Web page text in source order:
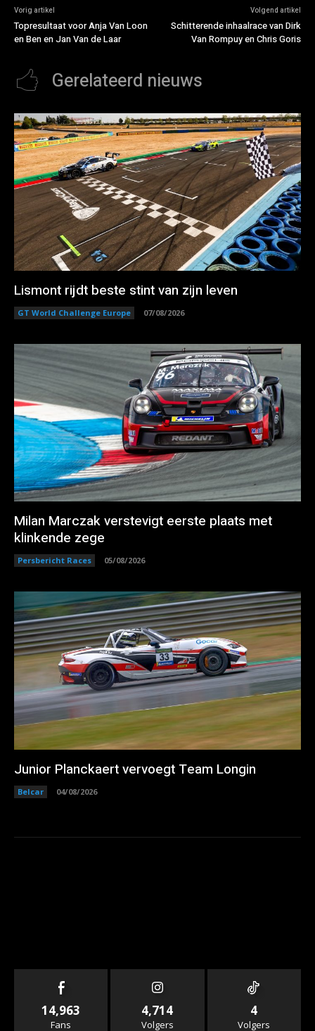
Vorig artikel
Topresultaat voor Anja Van Loon
en Ben en Jan Van de Laar
Volgend artikel
Schitterende inhaalrace van Dirk
Van Rompuy en Chris Goris
Gerelateerd nieuws
Lismont rijdt beste stint van zijn leven
GT World Challenge Europe 07/08/2026
Milan Marczak verstevigt eerste plaats met
klinkende zege
Persbericht Races 05/08/2026
Junior Planckaert vervoegt Team Longin
Belcar 04/08/2026
14,963
Fans
4,714
Volgers
4
Volgers